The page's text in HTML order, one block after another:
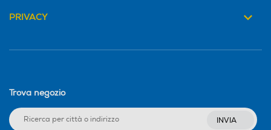
PRIVACY
Trova negozio
INVIA